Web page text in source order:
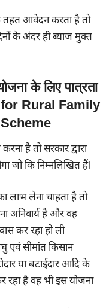
तहत आवेदन करता है तो
के अंदर ही ब्याज मुक्त
के लिए पात्रता
Rural Family
है तो सरकार द्वारा
जो कि निम्नलिखित हैंl
लाभ लेना चाहता है तो
अनिवार्य है और वह
कर रहा हो ली
एवं सीमांत किसान
या बटाईदार आदि के
रहा है वह भी इस योजना